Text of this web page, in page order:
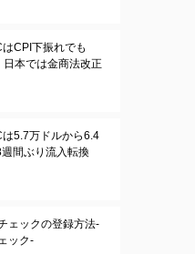
CPI下振れでも
本では金商法改正
5.7万ドルから6.4
間ぶり流入転換
ェックの登録方法-
ック-